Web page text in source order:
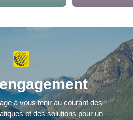
à vous tenir au courant des
et des solutions pour un